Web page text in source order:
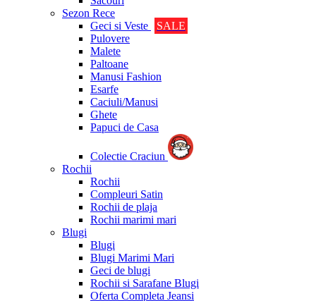
Sezon Rece
Geci si Veste
SALE
Pulovere
Malete
Paltoane
Manusi Fashion
Esarfe
Caciuli/Manusi
Ghete
Papuci de Casa
Colectie Craciun
Rochii
Rochii
Compleuri Satin
Rochii de plaja
Rochii marimi mari
Blugi
Blugi
Blugi Marimi Mari
Geci de blugi
Rochii si Sarafane Blugi
Oferta Completa Jeansi